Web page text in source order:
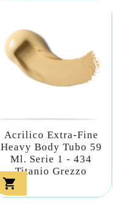
Acrilico Extra-Fine
Heavy Body Tubo 59
Ml. Serie 1 - 434
Titanio Grezzo
